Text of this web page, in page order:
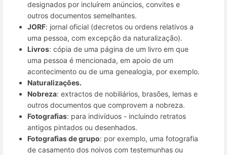
designados por incluírem anúncios, convites e
outros documentos semelhantes.
JORF: jornal oficial (decretos ou ordens relativos a
uma pessoa, com excepção da naturalização).
Livros: cópia de uma página de um livro em que
uma pessoa é mencionada, em apoio de um
acontecimento ou de uma genealogia, por exemplo.
Naturalizações.
Nobreza: extractos de nobiliários, brasões, lemas e
outros documentos que comprovem a nobreza.
Fotografias: para indivíduos - incluindo retratos
antigos pintados ou desenhados.
Fotografias de grupo: por exemplo, uma fotografia
de casamento dos noivos com testemunhas ou